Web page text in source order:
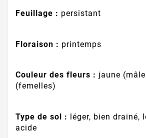
Feuillage : persistant
Floraison : printemps
Couleur des fleurs : jaune
(femelles)
Type de sol : léger, bien drainé,
acide